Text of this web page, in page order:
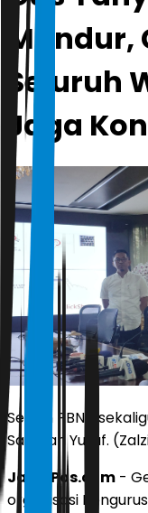
Mundur,
Seluruh
Jaga
Sekjen PBNU
Saifullah Yusuf.
JawaPos.com -
organisasi